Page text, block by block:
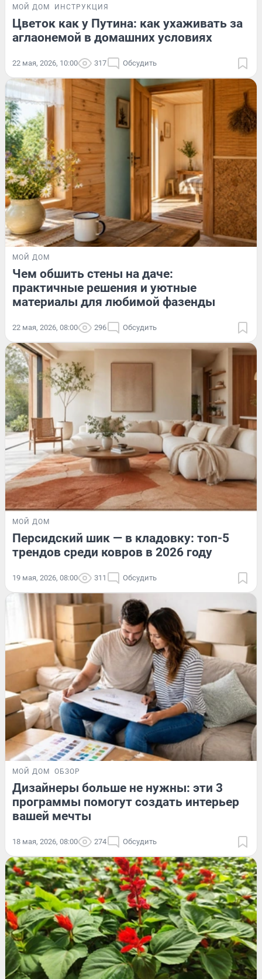
МОЙ ДОМ ИНСТРУКЦИЯ
Цветок как у Путина: как ухаживать за
аглаонемой в домашних условиях
22 мая, 2026, 10:00 317 Обсудить
МОЙ ДОМ
Чем обшить стены на даче:
практичные решения и уютные
материалы для любимой фазенды
22 мая, 2026, 08:00 296 Обсудить
МОЙ ДОМ
Персидский шик — в кладовку: топ-5
трендов среди ковров в 2026 году
19 мая, 2026, 08:00 311 Обсудить
МОЙ ДОМ ОБЗОР
Дизайнеры больше не нужны: эти 3
программы помогут создать интерьер
вашей мечты
18 мая, 2026, 08:00 274 Обсудить